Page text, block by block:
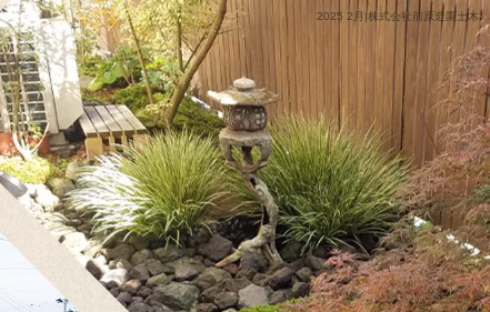
2025 2月|株式会社前原造園土木